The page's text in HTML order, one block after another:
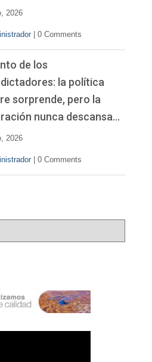
2026
0 Comments
de los
la política
sorprende, pero la
nunca descansa…
2026
0 Comments